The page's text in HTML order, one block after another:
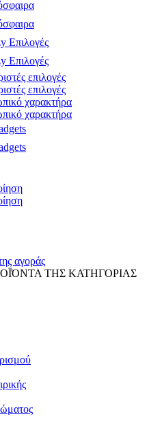
Επιλογές
Επιλογές
επιλογές
επιλογές
χαρακτήρα
χαρακτήρα
αγοράς
ΤΗΣ ΚΑΤΗΓΟΡΙΑΣ